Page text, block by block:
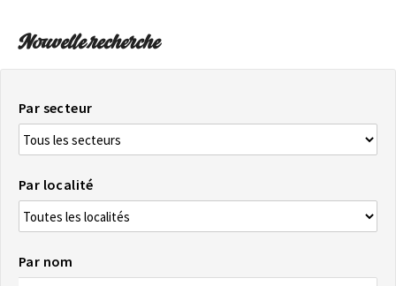
Nouvelle recherche
Par secteur
Par localité
Par nom